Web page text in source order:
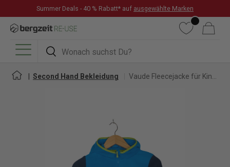
DIREKT ZUM INHALT
Summer Deals - 40 % Rabatt* auf ausgewählte Marken
Suchen
Suchen
WunschlisteWarenkorb
Menü
Second Hand Bekleidung